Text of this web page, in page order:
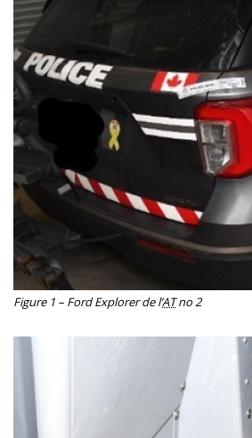
Figure 1 – Ford Explorer de l’ATno 2